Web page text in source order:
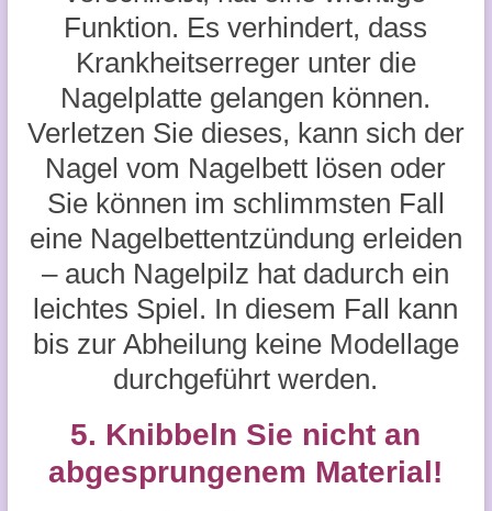
Funktion. Es verhindert, dass
Krankheitserreger unter die
Nagelplatte gelangen können.
Verletzen Sie dieses, kann sich der
Nagel vom Nagelbett lösen oder
Sie können im schlimmsten Fall
eine Nagelbettentzündung erleiden
– auch Nagelpilz hat dadurch ein
leichtes Spiel. In diesem Fall kann
bis zur Abheilung keine Modellage
durchgeführt werden.
5. Knibbeln Sie nicht an
abgesprungenem Material!